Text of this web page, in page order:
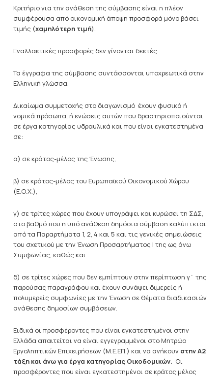
Κριτήριο για την ανάθεση της σύμβασης είναι η πλέον
συμφέρουσα από οικονομική άποψη προσφορά μόνο βάσει
τιμής (χαμηλότερη τιμή).
Εναλλακτικές προσφορές δεν γίνονται δεκτές.
Τα έγγραφα της σύμβασης συντάσσονται υποχρεωτικά στην
Ελληνική γλώσσα.
Δικαίωμα συμμετοχής στο διαγωνισμό έχουν φυσικά ή
νομικά πρόσωπα, ή ενώσεις αυτών που δραστηριοποιούνται
σε έργα κατηγορίας υδραυλικά και που είναι εγκατεστημένα
σε:
α) σε κράτος-μέλος της Ένωσης,
β) σε κράτος-μέλος του Ευρωπαϊκού Οικονομικού Χώρου
(Ε.Ο.Χ.),
γ) σε τρίτες χώρες που έχουν υπογράψει και κυρώσει τη ΣΔΣ,
στο βαθμό που η υπό ανάθεση δημόσια σύμβαση καλύπτεται
από τα Παραρτήματα 1, 2, 4 και 5 και τις γενικές σημειώσεις
του σχετικού με την Ένωση Προσαρτήματος I της ως άνω
Συμφωνίας, καθώς και
δ) σε τρίτες χώρες που δεν εμπίπτουν στην περίπτωση γ΄ της
παρούσας παραγράφου και έχουν συνάψει διμερείς ή
πολυμερείς συμφωνίες με την Ένωση σε θέματα διαδικασιών
ανάθεσης δημοσίων συμβάσεων.
Ειδικά οι προσφέροντες που είναι εγκατεστημένοι στην
Ελλάδα απαιτείται να είναι εγγεγραμμένοι στο Μητρώο
Εργοληπτικών Επιχειρήσεων (Μ.Ε.ΕΠ.) και να ανήκουν στην Α2
τάξη και άνω για έργα κατηγορίας Οικοδομικών. Οι
προσφέροντες που είναι εγκατεστημένοι σε κράτος μέλος